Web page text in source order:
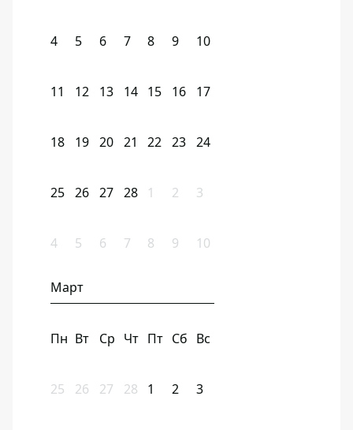
4 5 6 7 8 9 10
11 12 13 14 15 16 17
18 19 20 21 22 23 24
25 26 27 28 1 2 3
4 5 6 7 8 9 10
Март
Пн Вт Ср Чт Пт Сб Вс
25 26 27 28 1 2 3